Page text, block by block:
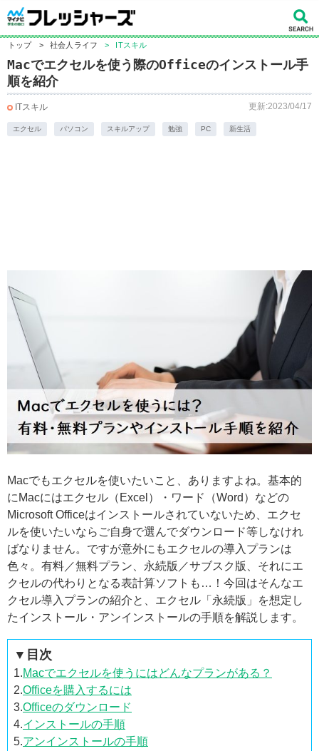
トップ > 社会人ライフ > ITスキル
Macでエクセルを使う際のOfficeのインストール手
順を紹介
ITスキル 更新:2023/04/17
エクセル パソコン スキルアップ 勉強 PC 新生活
Macでもエクセルを使いたいこと、ありますよね。基本的
にMacにはエクセル（Excel）・ワード（Word）などの
Microsoft Officeはインストールされていないため、エクセ
ルを使いたいならご自身で選んでダウンロード等しなけれ
ばなりません。ですが意外にもエクセルの導入プランは
色々。有料／無料プラン、永続版／サブスク版、それにエ
クセルの代わりとなる表計算ソフトも…！今回はそんなエ
クセル導入プランの紹介と、エクセル「永続版」を想定し
たインストール・アンインストールの手順を解説します。
▼目次
1.Macでエクセルを使うにはどんなプランがある？
2.Officeを購入するには
3.Officeのダウンロード
4.インストールの手順
5.アンインストールの手順